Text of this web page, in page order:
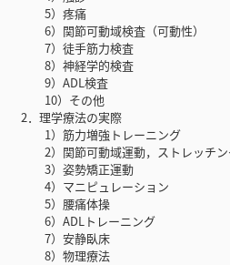
5）疼痛
6）関節可動域検査（可動性）
7）徒手筋力検査
8）神経学的検査
9）ADL検査
10）その他
2．理学療法の実際
1）筋力増強トレーニング
2）関節可動域運動，ストレッチン
3）姿勢矯正運動
4）マニピュレーション
5）腰痛体操
6）ADLトレーニング
7）安静臥床
8）物理療法